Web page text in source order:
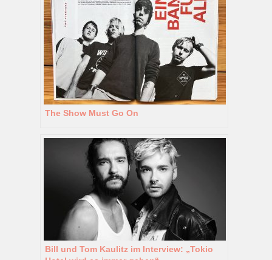
The Show Must Go On
Bill und Tom Kaulitz im Interview: „Tokio